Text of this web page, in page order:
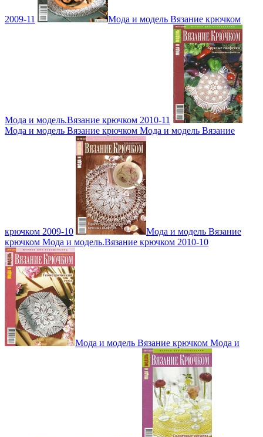
2009-11 Мода и модель Вязание крючком
Мода и модель.Вязание крючком 2010-11
Мода и модель Вязание крючком Мода и модель Вязание
крючком 2009-10
Мода и модель Вязание
крючком Мода и модель.Вязание крючком 2010-10
Мода и модель Вязание крючком Мода и